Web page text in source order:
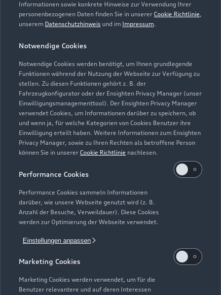
Informationen sowie konkrete Hinweise zur Verwendung Ihrer
personenbezogenen Daten finden Sie in unserer Cookie Richtlinie,
unserem Datenschutzhinweis und im Impressum.
Notwendige Cookies
Notwendige Cookies werden benötigt, um Ihnen grundlegende
Funktionen während der Nutzung der Webseite zur Verfügung zu
stellen. Zu diesen Funktionen gehört z. B. der
Fahrzeugkonfigurator oder der Ensighten Privacy Manager (unser
Einwilligungsmanagementtool). Der Ensighten Privacy Manager
verwendet Cookies, um Informationen darüber zu speichern, ob
und wenn ja, für welche Kategorien von Cookies Benutzer ihre
Einwilligung erteilt haben. Weitere Informationen zum Ensighten
Privacy Manager, sowie zu Ihren Rechten als betroffene Person
können Sie in unserer Cookie Richtlinie nachlesen.
Performance Cookies
Performance Cookies sammeln Informationen
darüber, wie unsere Webseite genutzt wird (z. B.
Anzahl der Besuche, Verweildauer). Diese Cookies
werden zur Optimierung der Webseite verwendet.
Einstellungen anpassen
Marketing Cookies
Marketing Cookies werden verwendet, um für die
Benutzer relevantere und auf deren Interessen
Öffnungszeiten
Verkauf
Service
Geöffnet bis18:00
Teile- & Zubehörverkauf
Geöffnet bis18:00
Geschlossen,öffnet am Sonntag 10:00
Werkstatt
Geschlossen,öffnet amFreitag 13:15